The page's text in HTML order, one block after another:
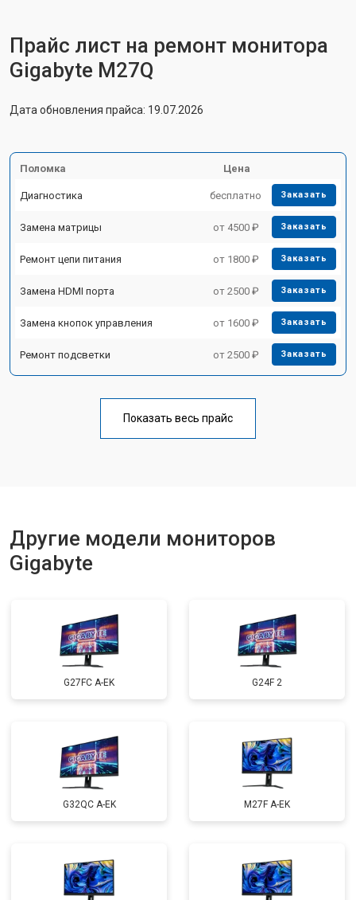
Прайс лист на ремонт монитора
Gigabyte M27Q
Дата обновления прайса: 19.07.2026
Поломка Цена
Диагностика бесплатно Заказать
Замена матрицы от 4500 ₽ Заказать
Ремонт цепи питания от 1800 ₽ Заказать
Замена HDMI порта от 2500 ₽ Заказать
Замена кнопок управления от 1600 ₽ Заказать
Ремонт подсветки от 2500 ₽ Заказать
Показать весь прайс
Другие модели мониторов
Gigabyte
G27FC A-EK G24F 2
G32QC A-EK M27F A-EK